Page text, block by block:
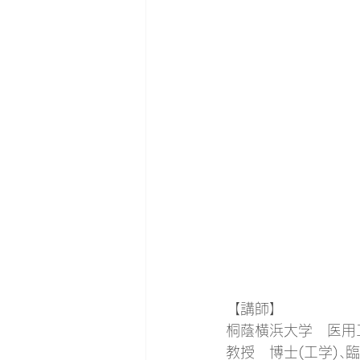
【講師】
桐蔭横浜大学　医
教授　博士(工学)､